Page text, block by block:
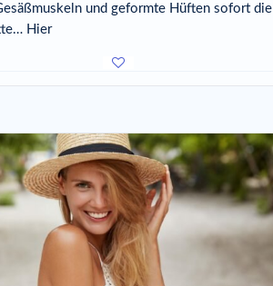
und geformte Hüften sofort die
Hier